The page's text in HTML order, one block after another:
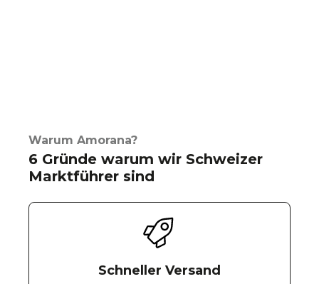
Warum Amorana?
6 Gründe warum wir Schweizer
Marktführer sind
Schneller Versand